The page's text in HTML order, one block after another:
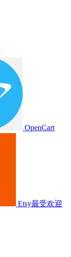
OpenCart
Etsy最受欢迎